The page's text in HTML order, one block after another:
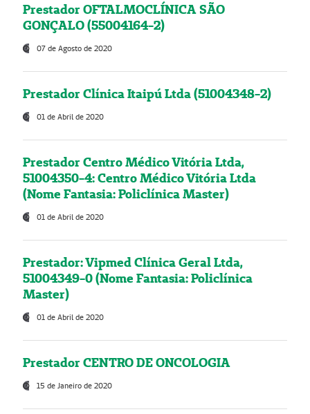
Prestador OFTALMOCLÍNICA SÃO
GONÇALO (55004164-2)
07 de Agosto de 2020
Prestador Clínica Itaipú Ltda (51004348-2)
01 de Abril de 2020
Prestador Centro Médico Vitória Ltda,
51004350-4: Centro Médico Vitória Ltda
(Nome Fantasia: Policlínica Master)
01 de Abril de 2020
Prestador: Vipmed Clínica Geral Ltda,
51004349-0 (Nome Fantasia: Policlínica
Master)
01 de Abril de 2020
Prestador CENTRO DE ONCOLOGIA
15 de Janeiro de 2020